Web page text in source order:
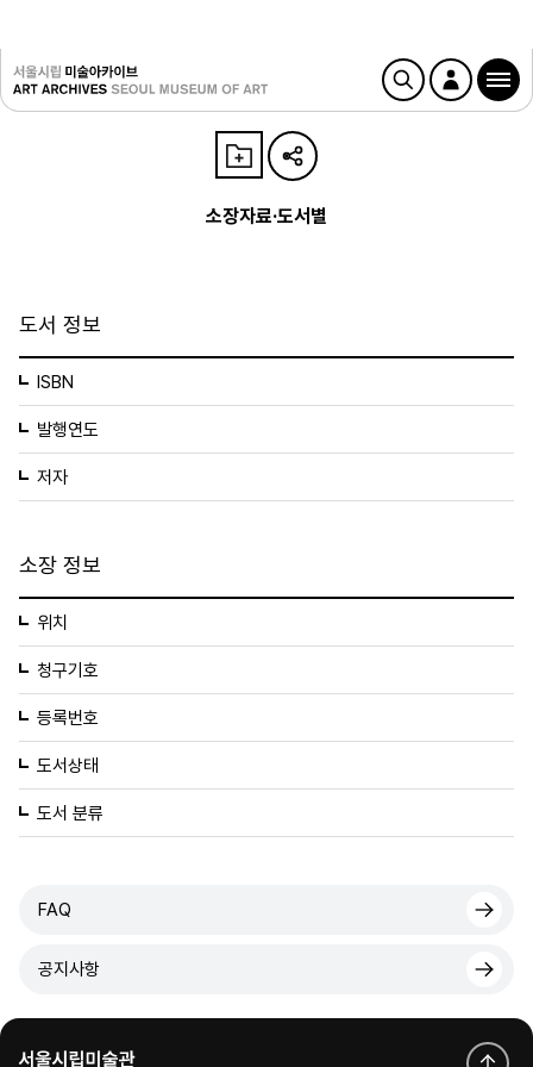
소장자료·도서별
도서 정보
ISBN
발행연도
저자
소장 정보
위치
청구기호
등록번호
도서상태
도서 분류
FAQ
공지사항